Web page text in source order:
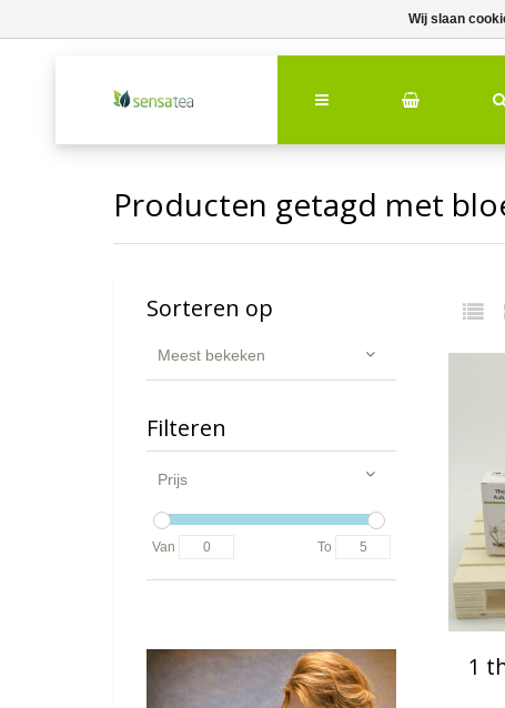
Producten getagd met
Sorteren op
Meest bekeken
Filteren
Prijs
Van To
1
Wij slaan